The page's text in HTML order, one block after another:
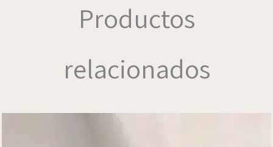
Productos
relacionados